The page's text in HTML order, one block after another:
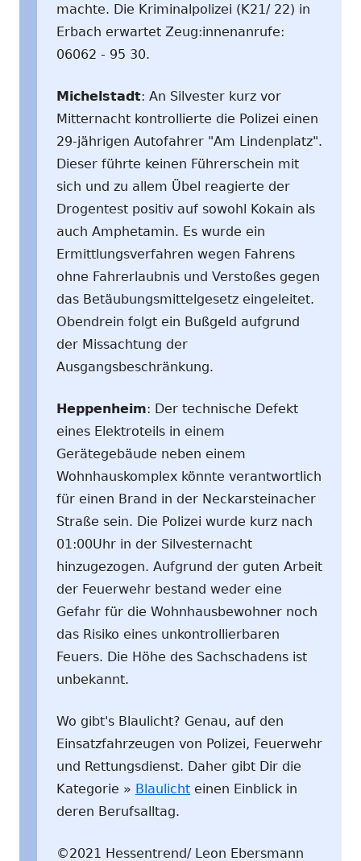
machte. Die Kriminalpolizei (K21/ 22) in
Erbach erwartet Zeug:innenanrufe:
06062 - 95 30.
Michelstadt: An Silvester kurz vor
Mitternacht kontrollierte die Polizei einen
29-jährigen Autofahrer "Am Lindenplatz".
Dieser führte keinen Führerschein mit
sich und zu allem Übel reagierte der
Drogentest positiv auf sowohl Kokain als
auch Amphetamin. Es wurde ein
Ermittlungsverfahren wegen Fahrens
ohne Fahrerlaubnis und Verstoßes gegen
das Betäubungsmittelgesetz eingeleitet.
Obendrein folgt ein Bußgeld aufgrund
der Missachtung der
Ausgangsbeschränkung.
Heppenheim: Der technische Defekt
eines Elektroteils in einem
Gerätegebäude neben einem
Wohnhauskomplex könnte verantwortlich
für einen Brand in der Neckarsteinacher
Straße sein. Die Polizei wurde kurz nach
01:00Uhr in der Silvesternacht
hinzugezogen. Aufgrund der guten Arbeit
der Feuerwehr bestand weder eine
Gefahr für die Wohnhausbewohner noch
das Risiko eines unkontrollierbaren
Feuers. Die Höhe des Sachschadens ist
unbekannt.
Wo gibt's Blaulicht? Genau, auf den
Einsatzfahrzeugen von Polizei, Feuerwehr
und Rettungsdienst. Daher gibt Dir die
Kategorie » Blaulicht einen Einblick in
deren Berufsalltag.
©2021 Hessentrend/ Leon Ebersmann